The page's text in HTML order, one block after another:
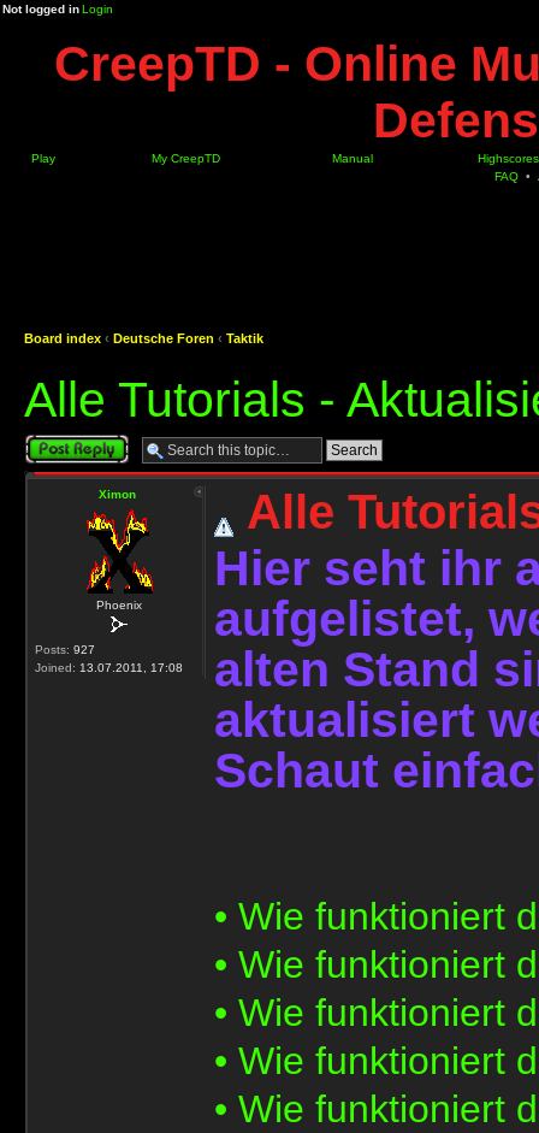
Not logged inLogin
CreepTD - Online
Play My CreepTD Manual
Highscores
FAQ •
Board index ‹ Deutsche Foren ‹ Taktik
Alle Tutorials -
Post a reply
Ximon
Phoenix
Posts: 927
Joined: 13.07.2011, 17:08
Alle
Hier seht ihr
aufgelistet,
alten Stand
aktualisiert
Schaut
• Wie funktioniert
• Wie funktioniert
• Wie funktioniert
• Wie funktioniert
• Wie funktioniert